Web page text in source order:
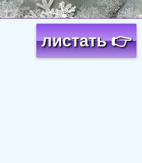
листать 👉